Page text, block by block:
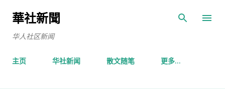
華社新聞
华人社区新闻
主页 华社新闻 散文随笔 更多…